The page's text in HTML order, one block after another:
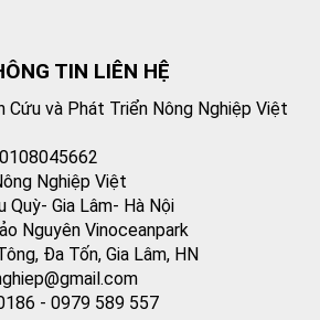
TIN LIÊN HỆ
Cứu và Phát Triển Nông Nghiệp Việt
Nghiệp Việt
Quỳ- Gia Lâm- Hà Nội
Nguyên Vinoceanpark
Đa Tốn, Gia Lâm, HN
- 0979 589 557